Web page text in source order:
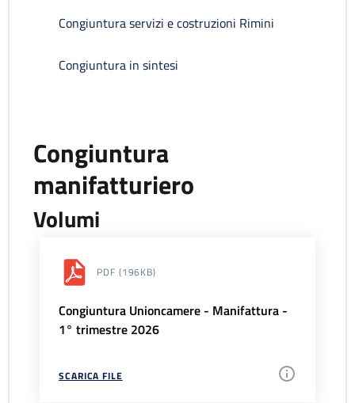
Congiuntura servizi e costruzioni Rimini
Congiuntura in sintesi
Congiuntura
manifatturiero
Volumi
PDF (196KB)
Congiuntura Unioncamere - Manifattura -
1° trimestre 2026
SCARICA FILE